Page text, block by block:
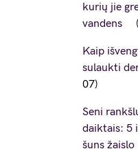
kurių jie
vandens
Kaip
sulaukti
07
Seni
daiktais: 5
šuns žaislo